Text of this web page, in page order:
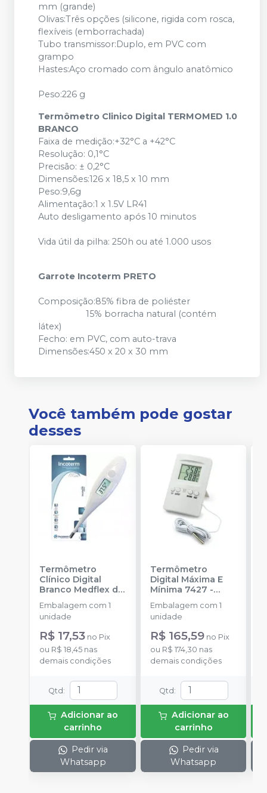
mm (grande)
Olivas:Três opções (silicone, rigida com rosca,
flexíveis (emborrachada)
Tubo transmissor:Duplo, em PVC com
grampo
Hastes:Aço cromado com ângulo anatômico
Peso:226 g
Termômetro Clinico Digital TERMOMED 1.0
BRANCO
Faixa de medição:+32°C a +42°C
Resolução: 0,1°C
Precisão: ± 0,2°C
Dimensões:126 x 18,5 x 10 mm
Peso:9,6g
Alimentação:1 x 1.5V LR41
Auto desligamento após 10 minutos
Vida útil da pilha: 250h ou até 1.000 usos
Garrote Incoterm PRETO
Composição:85% fibra de poliéster
15% borracha natural (contém
látex)
Fecho: em PVC, com auto-trava
Dimensões:450 x 20 x 30 mm
Você também pode gostar
desses
Termômetro
Clínico Digital
Branco Medflex de
Haste Flexível
INCOTERM
Embalagem com 1
unidade
R$ 17,53 no Pix
ou R$ 18,45 nas
demais condições
Qtd :
Adicionar ao
carrinho
Pedir via
Whatsapp
Termômetro
Digital Máxima E
Mínima 7427 -
INCOTERM
Embalagem com 1
unidade
R$ 165,59 no Pix
ou R$ 174,30 nas
demais condições
Qtd :
Adicionar ao
carrinho
Pedir via
Whatsapp